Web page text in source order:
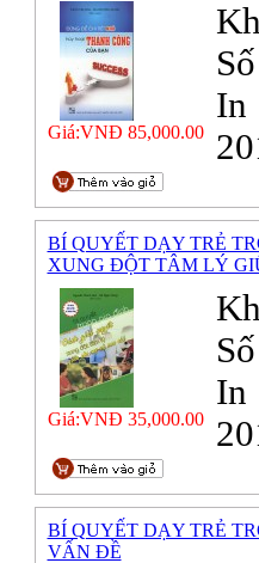
Giá:VNĐ 85,000.00
In
BÍ QUYẾT DẠY TRẺ
XUNG ĐỘT TÂM LÝ
Giá:VNĐ 35,000.00
In
BÍ QUYẾT DẠY TRẺ
VẤN ĐỀ